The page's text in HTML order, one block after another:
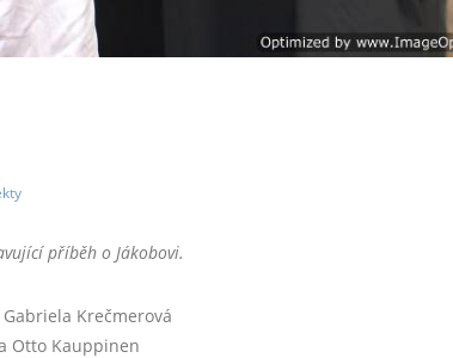
příběh o Jákobovi.
Krečmerová
Otto Kauppinen